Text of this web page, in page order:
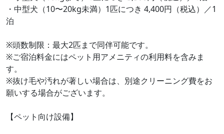
・中型犬（10〜20kg未満）1匹につき 4,400円（税込）／1
泊
※頭数制限：最大2匹まで同伴可能です。
※ご宿泊料金にはペット用アメニティの利用料を含みま
す。
※抜け毛や汚れが著しい場合は、別途クリーニング費をお
願いする場合がございます。
【ペット向け設備】